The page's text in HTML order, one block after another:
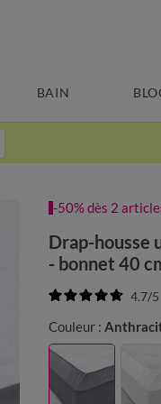
BAIN
-50% dès 2
Drap-housse
- bonnet 40
4.7/5
Couleur :